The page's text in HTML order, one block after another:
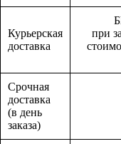
Курьерская
доставка
при
Срочная
доставка
(в день
заказа)